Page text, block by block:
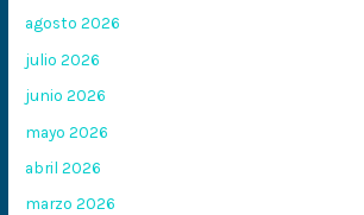
agosto 2026
julio 2026
junio 2026
mayo 2026
abril 2026
marzo 2026